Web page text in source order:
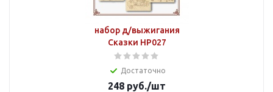
набор д/выжигания
Сказки НР027
Достаточно
248 руб./шт